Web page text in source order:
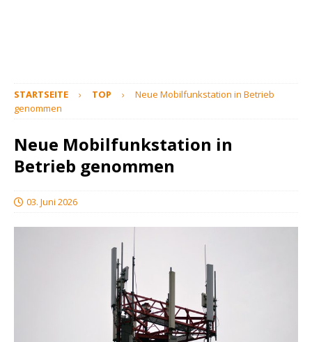
STARTSEITE TOP
Neue Mobilfunkstation in Betrieb
genommen
Neue Mobilfunkstation in
Betrieb genommen
03. Juni 2026